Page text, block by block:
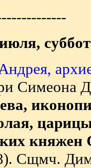
Симеона
княжен
Сщмч.